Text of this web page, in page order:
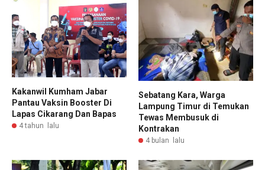
Kakanwil Kumham Jabar
Pantau Vaksin Booster Di
Lapas Cikarang Dan Bapas
4 tahun lalu
Sebatang Kara, Warga
Lampung Timur di Temukan
Tewas Membusuk di
Kontrakan
4 bulan lalu